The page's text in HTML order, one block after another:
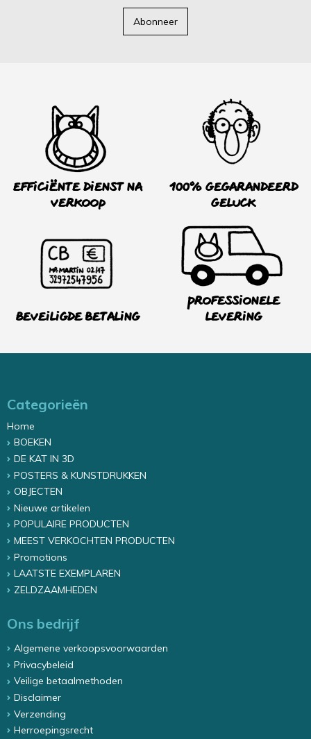
Abonneer
Efficiënte dienst na
verkoop
100% Gegarandeerd
Geluck
Beveiligde betaling
Professionele
levering
Categorieën
Home
BOEKEN
DE KAT IN 3D
POSTERS & KUNSTDRUKKEN
OBJECTEN
Nieuwe artikelen
POPULAIRE PRODUCTEN
MEEST VERKOCHTEN PRODUCTEN
Promotions
LAATSTE EXEMPLAREN
ZELDZAAMHEDEN
Ons bedrijf
Algemene verkoopsvoorwaarden
Privacybeleid
Veilige betaalmethoden
Disclaimer
Verzending
Herroepingsrecht